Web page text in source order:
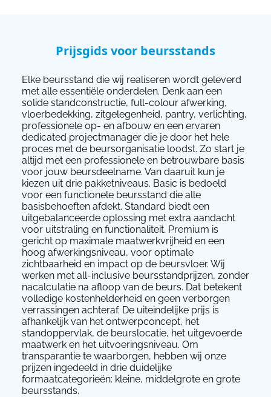
Prijsgids voor beursstands
Elke beursstand die wij realiseren wordt geleverd
met alle essentiële onderdelen. Denk aan een
solide standconstructie, full-colour afwerking,
vloerbedekking, zitgelegenheid, pantry, verlichting,
professionele op- en afbouw en een ervaren
dedicated projectmanager die je door het hele
proces met de beursorganisatie loodst. Zo start je
altijd met een professionele en betrouwbare basis
voor jouw beursdeelname. Van daaruit kun je
kiezen uit drie pakketniveaus. Basic is bedoeld
voor een functionele beursstand die alle
basisbehoeften afdekt. Standard biedt een
uitgebalanceerde oplossing met extra aandacht
voor uitstraling en functionaliteit. Premium is
gericht op maximale maatwerkvrijheid en een
hoog afwerkingsniveau, voor optimale
zichtbaarheid en impact op de beursvloer. Wij
werken met all-inclusive beursstandprijzen, zonder
nacalculatie na afloop van de beurs. Dat betekent
volledige kostenhelderheid en geen verborgen
verrassingen achteraf. De uiteindelijke prijs is
afhankelijk van het ontwerpconcept, het
standoppervlak, de beurslocatie, het uitgevoerde
maatwerk en het uitvoeringsniveau. Om
transparantie te waarborgen, hebben wij onze
prijzen ingedeeld in drie duidelijke
formaatcategorieën: kleine, middelgrote en grote
beursstands.